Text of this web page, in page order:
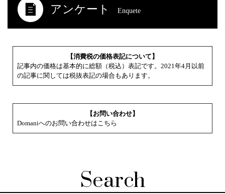
アンケート Enquete
【消費税の価格表記について】
記事内の価格は基本的に総額（税込）表記です。2021年4月以前
の記事に関しては税抜表記の場合もあります。
【お問い合わせ】
Domaniへのお問い合わせはこちら
Search